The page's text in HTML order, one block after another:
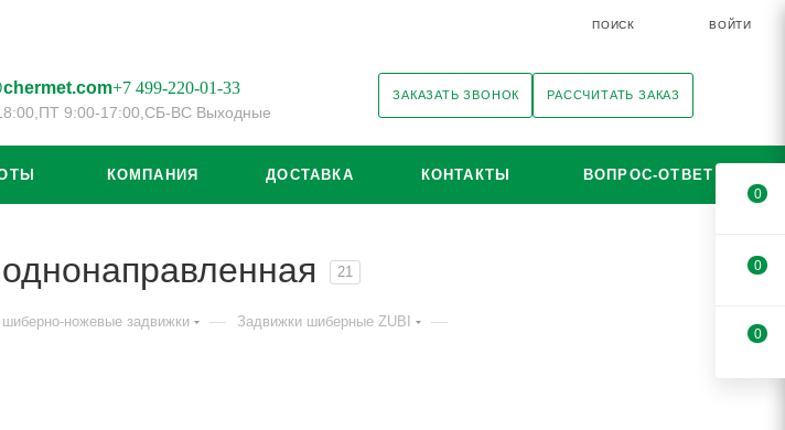
ПОИСК ВОЙТИ
+7 499-220-01-33
ПТ 9:00-17:00, СБ-ВС Выходные
ЗАКАЗАТЬ ЗВОНОК РАССЧИТАТЬ ЗАКАЗ
КОМПАНИЯ ДОСТАВКА КОНТАКТЫ ВОПРОС-ОТВЕТ
21
ножевые задвижки — Задвижки шиберные ZUBI —
0
0
0